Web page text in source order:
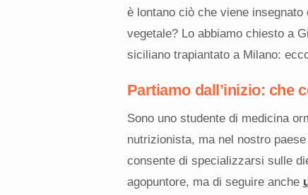
è lontano ciò che viene
vegetale? Lo abbiamo chiesto a
siciliano trapiantato a Milano:
Partiamo dall’inizio: che
Sono uno studente di medicina
nutrizionista, ma nel nostro
consente di specializzarsi sulle
agopuntore, ma di seguire anche